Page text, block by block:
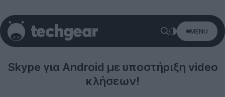
MENU
Skype για Android με υποστήριξη video
κλήσεων!